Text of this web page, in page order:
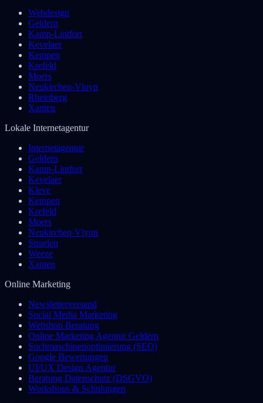
Webdesign
Geldern
Kamp-Lintfort
Kevelaer
Kempen
Krefeld
Moers
Neukirchen-Vluyn
Rheinberg
Xanten
Lokale Internetagentur
Internetagentur
Geldern
Kamp-Lintfort
Kevelaer
Kleve
Kempen
Krefeld
Moers
Neukirchen-Vlyun
Straelen
Weeze
Xanten
Online Marketing
Newsletterversand
Social Media Marketing
Webshop Beratung
Online Marketing Agentur Geldern
Suchmaschinenoptimierung (SEO)
Google Bewertungen
UI/UX Design Agentur
Beratung Datenschutz (DSGVO)
Workshops & Schulungen